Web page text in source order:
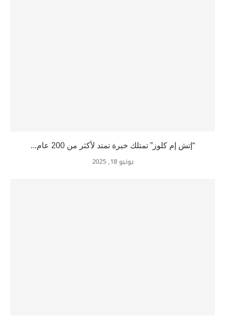
“إتش إم كلوز” تمتلك خبرة تمتد لأكثر من 200 عام...
يونيو 18, 2025